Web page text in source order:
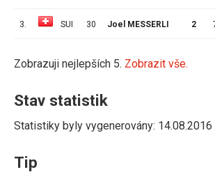
3. SUI 30 Joel MESSERLI 2
Zobrazuji nejlepších 5. Zobrazit vše.
Stav statistik
Statistiky byly vygenerovány: 14.08.2016
Tip